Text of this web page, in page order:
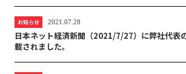
お知らせ 2021.07.28
日本ネット経済新聞（2021/7/27）に弊社代表
載されました。